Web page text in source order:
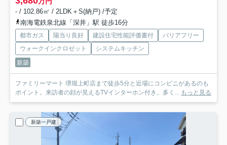
- / 102.86㎡ / 2LDK＋S(納戸) /予定
南海電鉄泉北線「深井」駅 徒歩16分
都市ガス 陽当り良好 建設住宅性能評価書付
バリアフリー
ウォークインクロゼット
システムキッチン
新築
ファミリーマート 堺堀上町店まで徒歩5分と近場にコンビニがあるのも
ポイント。来訪者の顔が見えるTVインターホン付き。多く... もっと見る
新築一戸建